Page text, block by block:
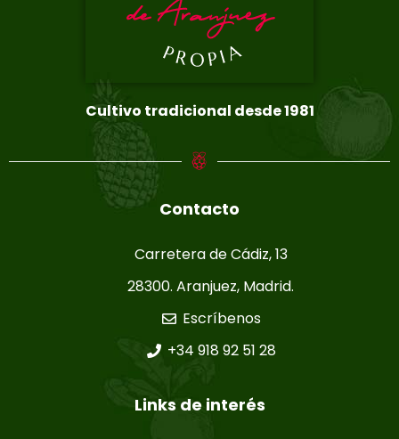
Cultivo tradicional desde 1981
Contacto
Carretera de Cádiz, 13
28300. Aranjuez, Madrid.
Escríbenos
+34 918 92 51 28
Links de interés